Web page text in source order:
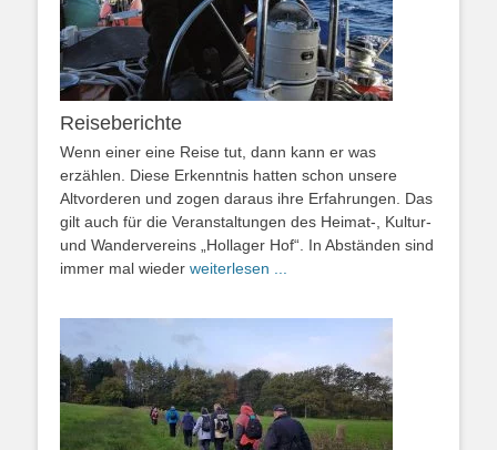
Reiseberichte
Wenn einer eine Reise tut, dann kann er was
erzählen. Diese Erkenntnis hatten schon unsere
Altvorderen und zogen daraus ihre Erfahrungen. Das
gilt auch für die Veranstaltungen des Heimat-, Kultur-
und Wandervereins „Hollager Hof“. In Abständen sind
immer mal wieder weiterlesen ...